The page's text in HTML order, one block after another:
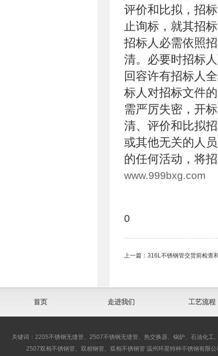
评价和比拟，招
止询标，就其招
招标人必需依照
清。必要时招标
回容许有招标人
标人对招标文件
需严厉失密，开
清、评价和比拟
或其他无关的人
的任何活动，将
www.999bxg.com
0
上一篇： 316L不锈钢管交货前检查
首页 走进我们 工艺流程
关键词：2205不锈钢无缝管、2507不锈钢无缝管、热交换器、锅炉、石油化
2507双相不锈钢管、双相钢管、双相不锈钢管 温州环星特种不锈钢有限